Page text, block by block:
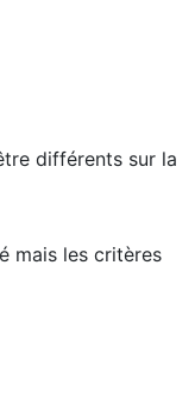
différents sur la
mais les critères